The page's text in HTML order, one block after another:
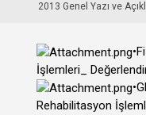
2013 Genel Yazı ve
İşlemleri_
Rehabilitasyon